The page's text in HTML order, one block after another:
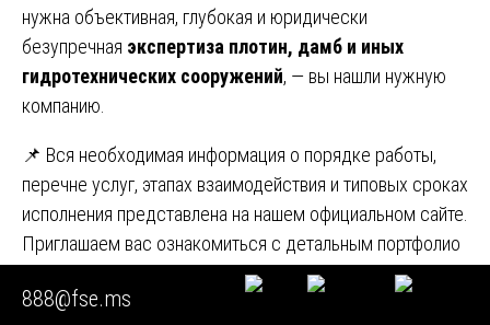
нужна объективная, глубокая и юридически
безупречная экспертиза плотин, дамб и иных
гидротехнических сооружений, — вы нашли нужную
компанию.
📌 Вся необходимая информация о порядке работы,
перечне услуг, этапах взаимодействия и типовых сроках
исполнения представлена на нашем официальном сайте.
Приглашаем вас ознакомиться с детальным портфолио
и методическими материалами, размещёнными в
открытом доступе для всех заинтересованных лиц.
888@fse.ms